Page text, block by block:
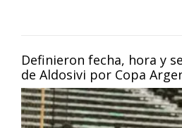
Definieron fecha, hora y
de Aldosivi por Copa